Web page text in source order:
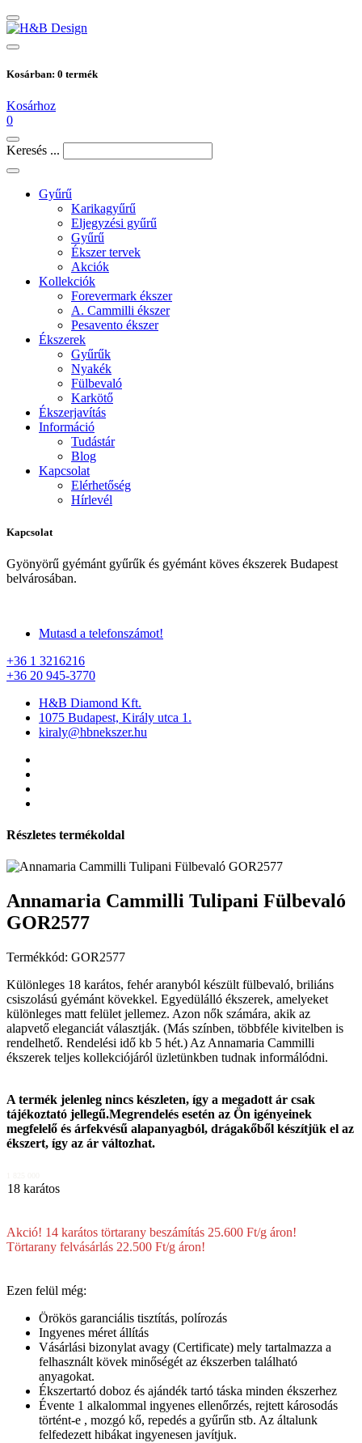
Kosárban: 0 termék
Kosárhoz
0
Keresés ...
Gyűrű
Karikagyűrű
Eljegyzési gyűrű
Gyűrű
Ékszer tervek
Akciók
Kollekciók
Forevermark ékszer
A. Cammilli ékszer
Pesavento ékszer
Ékszerek
Gyűrűk
Nyakék
Fülbevaló
Karkötő
Ékszerjavítás
Információ
Tudástár
Blog
Kapcsolat
Elérhetőség
Hírlevél
Kapcsolat
Gyönyörű gyémánt gyűrűk és gyémánt köves ékszerek Budapest
belvárosában.
Mutasd a telefonszámot!
+36 1 3216216
+36 20 945-3770
H&B Diamond Kft.
1075 Budapest, Király utca 1.
kiraly@hbnekszer.hu
Részletes termékoldal
Annamaria Cammilli Tulipani Fülbevaló
GOR2577
Termékkód: GOR2577
Különleges 18 karátos, fehér aranyból készült fülbevaló, briliáns
csiszolású gyémánt kövekkel. Egyedülálló ékszerek, amelyeket
különleges matt felület jellemez. Azon nők számára, akik az
alapvető eleganciát választják. (Más színben, többféle kivitelben is
rendelhető. Rendelési idő kb 5 hét.) Az Annamaria Cammilli
ékszerek teljes kollekciójáról üzletünkben tudnak informálódni.
A termék jelenleg nincs készleten, így a megadott ár csak
tájékoztató jellegű.Megrendelés esetén az Ön igényeinek
megfelelő és árfekvésű alapanyagból, drágakőből készítjük el az
ékszert, így az ár változhat.
18 karátos
Akció! 14 karátos törtarany beszámítás 25.600 Ft/g áron!
Törtarany felvásárlás 22.500 Ft/g áron!
Ezen felül még:
Örökös garanciális tisztítás, polírozás
Ingyenes méret állítás
Vásárlási bizonylat avagy (Certificate) mely tartalmazza a
felhasznált kövek minőségét az ékszerben található
anyagokat.
Ékszertartó doboz és ajándék tartó táska minden ékszerhez
Évente 1 alkalommal ingyenes ellenőrzés, rejtett károsodás
történt-e , mozgó kő, repedés a gyűrűn stb. Az általunk
felfedezett hibákat ingyenesen javítjuk.